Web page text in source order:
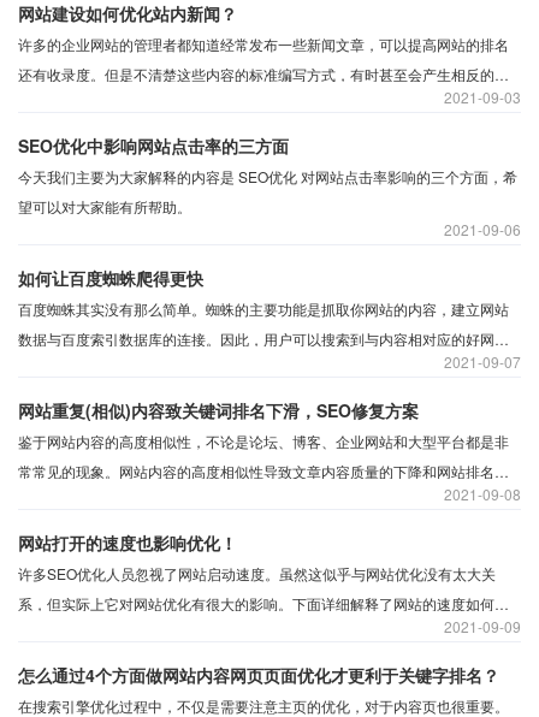
09-03
2021
网站建设如何优化站内新闻？
许多的企业网站的管理者都知道经常发布一些新闻文章，可以提高网站的排名
还有收录度。但是不清楚这些内容的标准编写方式，有时甚至会产生相反的效
果，不利于企业网站的优化。那么在编辑文章的时候应该注意什么呢？
09-06
2021
SEO优化中影响网站点击率的三方面
今天我们主要为大家解释的内容是 SEO优化 对网站点击率影响的三个方面，希
望可以对大家能有所帮助。
09-07
2021
如何让百度蜘蛛爬得更快
百度蜘蛛其实没有那么简单。蜘蛛的主要功能是抓取你网站的内容，建立网站
数据与百度索引数据库的连接。因此，用户可以搜索到与内容相对应的好网
站，从而影响到网站的排名、页面评级还有流量等等。如果蜘蛛爬你的网站几
率很低或者次数很少，那么这是对网站SEO优化是相当不利的。百度蜘蛛要怎
09-08
2021
网站重复(相似)内容致关键词排名下滑，SEO修复方案
鉴于网站内容的高度相似性，不论是论坛、博客、企业网站和大型平台都是非
常常见的现象。网站内容的高度相似性导致文章内容质量的下降和网站排名的
09-09
2021
网站打开的速度也影响优化！
许多SEO优化人员忽视了网站启动速度。虽然这似乎与网站优化没有太大关
系，但实际上它对网站优化有很大的影响。下面详细解释了网站的速度如何影
怎么通过4个方面做网站内容网页页面优化才更利于关键字排名？
在搜索引擎优化过程中，不仅是需要注意主页的优化，对于内容页也很重要。